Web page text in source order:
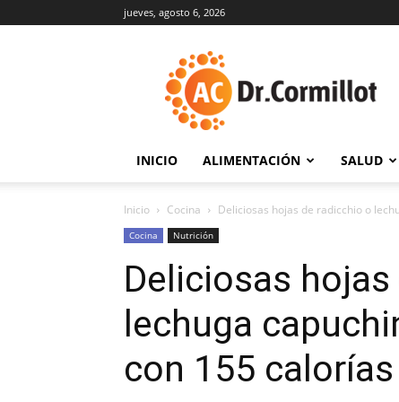
jueves, agosto 6, 2026
INICIO ALIMENTACIÓN SALUD
Inicio Cocina Deliciosas hojas de radicchio o
Cocina Nutrición
Deliciosas
lechuga
con 155 calorías